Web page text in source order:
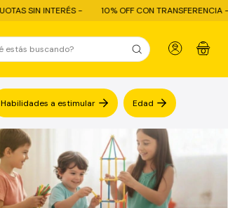
10% OFF CON TRANSFERENCIA - ENVÍO GRATIS
0
Habilidades a estimular Edad